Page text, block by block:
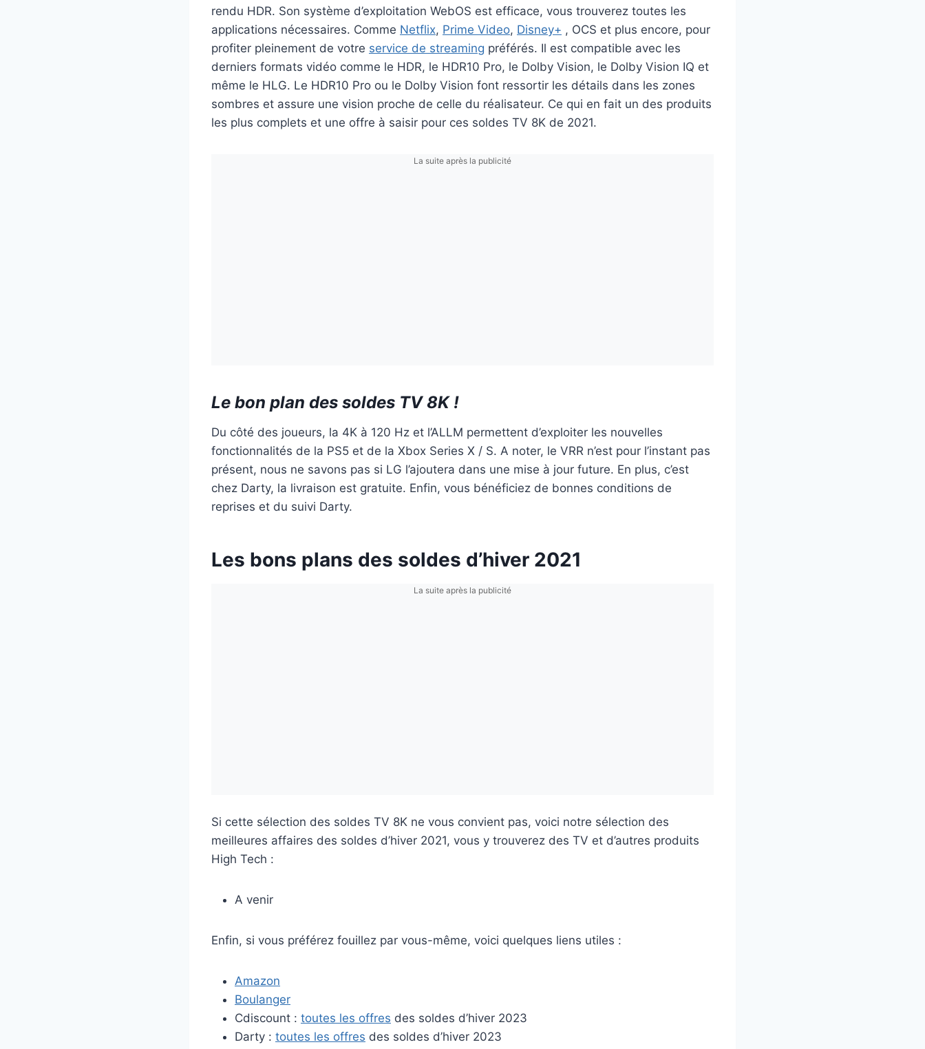
rendu HDR. Son système d’exploitation WebOS est efficace, vous trouverez toutes les
applications nécessaires. Comme Netflix, Prime Video, Disney+ , OCS et plus encore, pour
profiter pleinement de votre service de streaming préférés. Il est compatible avec les
derniers formats vidéo comme le HDR, le HDR10 Pro, le Dolby Vision, le Dolby Vision IQ et
même le HLG. Le HDR10 Pro ou le Dolby Vision font ressortir les détails dans les zones
sombres et assure une vision proche de celle du réalisateur. Ce qui en fait un des produits
les plus complets et une offre à saisir pour ces soldes TV 8K de 2021.
La suite après la publicité
Le bon plan des soldes TV 8K !
Du côté des joueurs, la 4K à 120 Hz et l’ALLM permettent d’exploiter les nouvelles
fonctionnalités de la PS5 et de la Xbox Series X / S. A noter, le VRR n’est pour l’instant pas
présent, nous ne savons pas si LG l’ajoutera dans une mise à jour future. En plus, c’est
chez Darty, la livraison est gratuite. Enfin, vous bénéficiez de bonnes conditions de
reprises et du suivi Darty.
Les bons plans des soldes d’hiver 2021
La suite après la publicité
Si cette sélection des soldes TV 8K ne vous convient pas, voici notre sélection des
meilleures affaires des soldes d’hiver 2021, vous y trouverez des TV et d’autres produits
High Tech :
A venir
Enfin, si vous préférez fouillez par vous-même, voici quelques liens utiles :
Amazon
Boulanger
Cdiscount : toutes les offres des soldes d’hiver 2023
Darty : toutes les offres des soldes d’hiver 2023